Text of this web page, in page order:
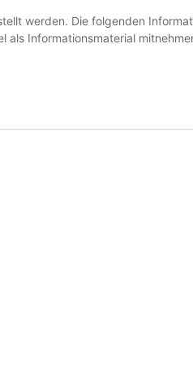
werden. Die folgenden
Informationsmaterial